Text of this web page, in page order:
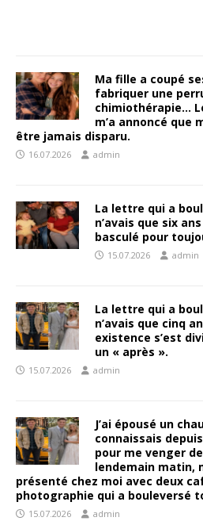
Ma fille a coupé
fabriquer une
chimiothérapie…
m’a annoncé que
être jamais disparu.
16.07.2026 admin
La lettre qui a
n’avais que six
basculé pour
15.07.2026 admin
La lettre qui a
n’avais que cinq
existence s’est
un « après ».
15.07.2026 admin
J’ai épousé un
connaissais
pour me venger
lendemain matin,
présenté chez moi avec deux
photographie qui a bouleversé
15.07.2026 admin